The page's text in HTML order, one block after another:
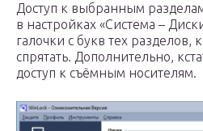
Доступ к выбранным
в настройках «Система –
галочки с букв тех разделов,
спрятать. Дополнительно,
доступ к съёмным носителям.